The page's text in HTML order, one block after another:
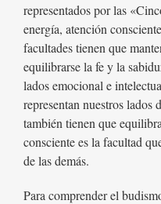
representados por las
energía, atención
facultades tienen que
equilibrarse la fe y la
lados emocional e
representan nuestros lados
también tienen que
consciente es la facultad
de las demás.
Para comprender el